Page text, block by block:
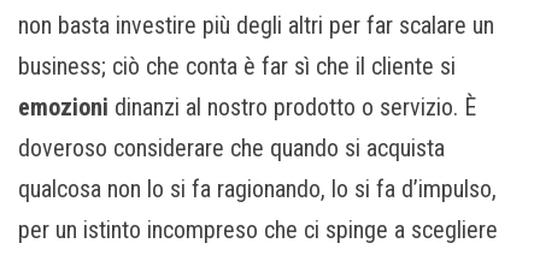
non basta investire più degli altri per far scalare un
business; ciò che conta è far sì che il cliente si
emozioni dinanzi al nostro prodotto o servizio. È
doveroso considerare che quando si acquista
qualcosa non lo si fa ragionando, lo si fa d’impulso,
per un istinto incompreso che ci spinge a scegliere